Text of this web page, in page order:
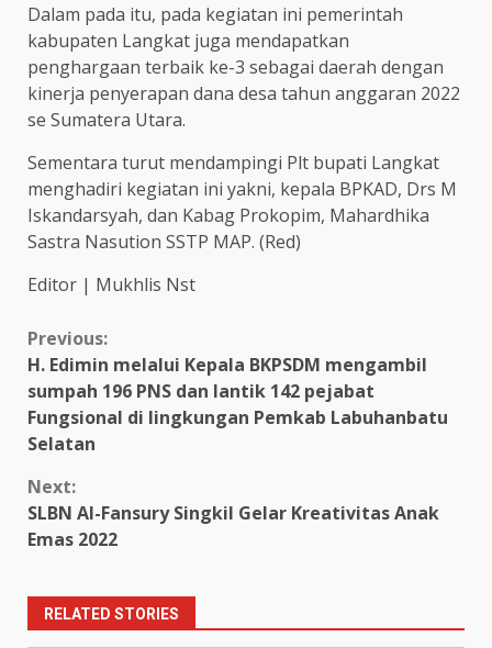
Dalam pada itu, pada kegiatan ini pemerintah
kabupaten Langkat juga mendapatkan
penghargaan terbaik ke-3 sebagai daerah dengan
kinerja penyerapan dana desa tahun anggaran 2022
se Sumatera Utara.
Sementara turut mendampingi Plt bupati Langkat
menghadiri kegiatan ini yakni, kepala BPKAD, Drs M
Iskandarsyah, dan Kabag Prokopim, Mahardhika
Sastra Nasution SSTP MAP. (Red)
Editor | Mukhlis Nst
Continue
Reading
Previous:
H. Edimin melalui Kepala BKPSDM mengambil
sumpah 196 PNS dan lantik 142 pejabat
Fungsional di lingkungan Pemkab Labuhanbatu
Selatan
Next:
SLBN Al-Fansury Singkil Gelar Kreativitas Anak
Emas 2022
RELATED STORIES